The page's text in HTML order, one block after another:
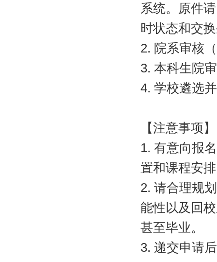
系统。原件
时状态和交
2. 院系审核
3. 本科生院
4. 学校遴选
【注意事项】
1. 有意向报
置和课程安
2. 请合理规
能性以及回
甚至毕业。
3. 递交申请